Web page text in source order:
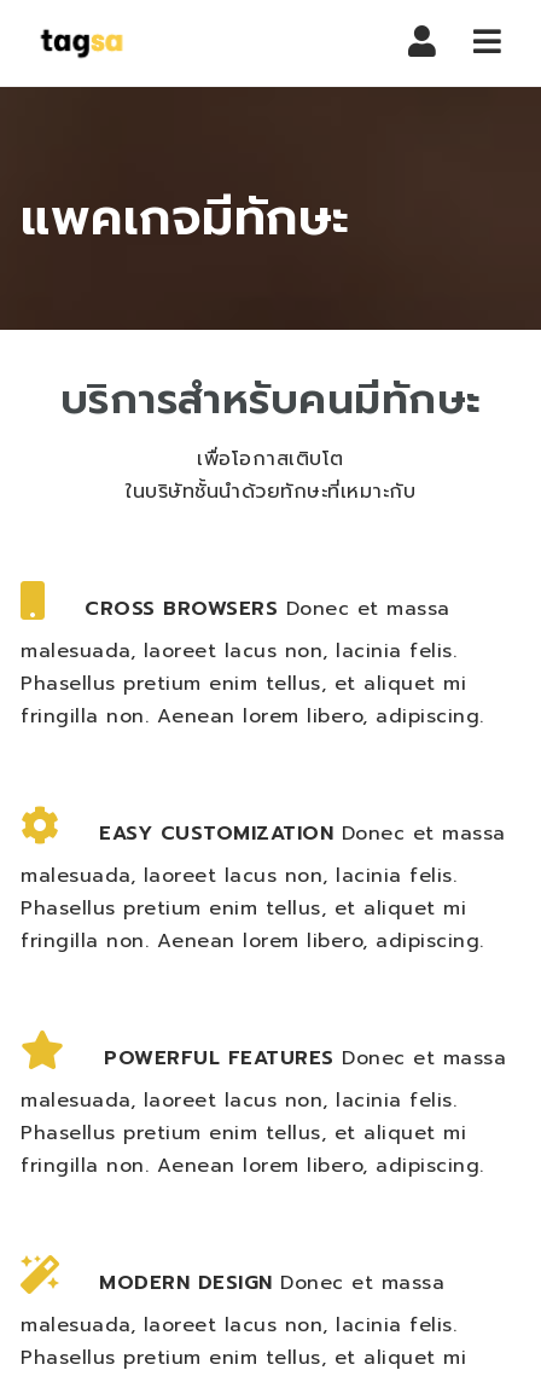
แพคเกจมีทักษะ
บริการสำหรับคนมีทักษะ
เพื่อโอกาสเติบโต
ในบริษัทชั้นนำด้วยทักษะที่เหมาะกับ
CROSS BROWSERS Donec et massa
malesuada, laoreet lacus non, lacinia felis.
Phasellus pretium enim tellus, et aliquet mi
fringilla non. Aenean lorem libero, adipiscing.
EASY CUSTOMIZATION Donec et massa
malesuada, laoreet lacus non, lacinia felis.
Phasellus pretium enim tellus, et aliquet mi
fringilla non. Aenean lorem libero, adipiscing.
POWERFUL FEATURES Donec et massa
malesuada, laoreet lacus non, lacinia felis.
Phasellus pretium enim tellus, et aliquet mi
fringilla non. Aenean lorem libero, adipiscing.
MODERN DESIGN Donec et massa
malesuada, laoreet lacus non, lacinia felis.
Phasellus pretium enim tellus, et aliquet mi